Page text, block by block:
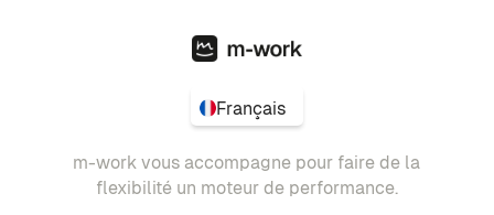
Français
m-work vous accompagne pour faire de la
flexibilité un moteur de performance.